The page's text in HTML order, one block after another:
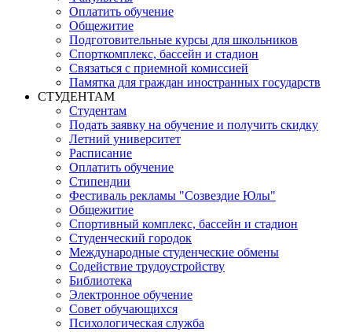
Оплатить обучение
Общежитие
Подготовительные курсы для школьников
Спорткомплекс, бассейн и стадион
Связаться с приемной комиссией
Памятка для граждан иностранных государств
СТУДЕНТАМ
Студентам
Подать заявку на обучение и получить скидку
Летний университет
Расписание
Оплатить обучение
Стипендии
Фестиваль рекламы "Созвездие Юлы"
Общежитие
Спортивный комплекс, бассейн и стадион
Студенческий городок
Международные студенческие обмены
Содействие трудоустройству
Библиотека
Электронное обучение
Совет обучающихся
Психологическая служба